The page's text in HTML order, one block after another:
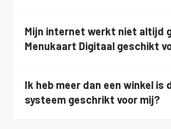
Mijn internet werkt niet altijd
Menukaart Digitaal geschikt
Ik heb meer dan een winkel is
systeem geschrikt voor mij?